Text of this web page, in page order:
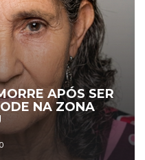
APÓS SER
NA ZONA